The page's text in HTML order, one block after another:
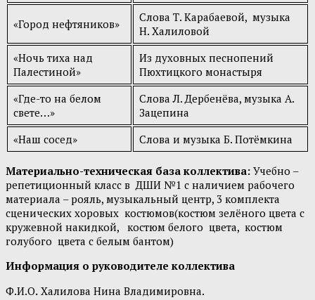
«Город нефтяников»
Слова Т. Карабаевой, музыка
Н. Халиловой
«Ночь тиха над
Палестиной»
Из духовных песнопений
Пюхтицкого монастыря
«Где-то на белом
свете…»
Слова Л. Дербенёва, музыка А.
Зацепина
«Наш сосед»
Слова и музыка Б. Потёмкина
Материально-техническая база коллектива: Учебно –
репетиционный класс в ДШИ №1 с наличием рабочего
материала – рояль, музыкальный центр, 3 комплекта
сценических хоровых костюмов(костюм зелёного цвета с
кружевной накидкой, костюм белого цвета, костюм
голубого цвета с белым бантом)
Информация о руководителе коллектива
Ф.И.О. Халилова Нина Владимировна.